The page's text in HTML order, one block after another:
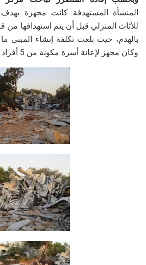
المنشأة المستهدفة كانت مجهزة
للأثاث المنزلي قبل أن يتم استهدافها
وكان مجهز لإعانة أسرة مكونة من 5 أفراد من بينهم 3 أطفال”.